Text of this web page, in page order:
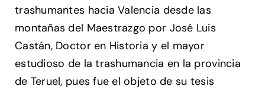
trashumantes hacia Valencia desde las
montañas del Maestrazgo por José Luis
Castán, Doctor en Historia y el mayor
estudioso de la trashumancia en la provincia
de Teruel, pues fue el objeto de su tesis